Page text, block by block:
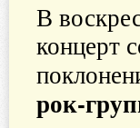
В
концерт
рок-